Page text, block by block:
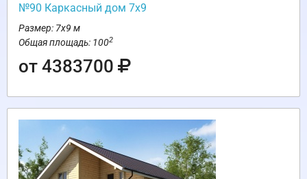
№90 Каркасный дом 7х9
Размер: 7х9 м
Общая площадь: 1002
от 4383700